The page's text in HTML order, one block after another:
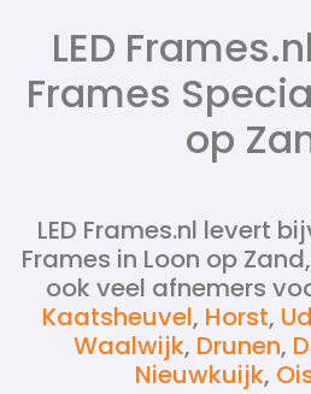
LED
Frames
op
LED Frames.nl levert
Frames in Loon op
ook veel afnemers
Kaatsheuvel, Horst,
Waalwijk, Drunen,
Nieuwkuijk,